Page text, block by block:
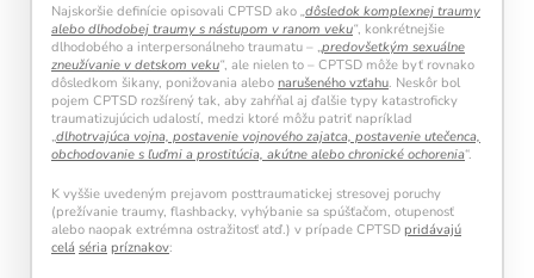
Najskoršie definície opisovali CPTSD ako „dôsledok komplexnej traumy
alebo dlhodobej traumy s nástupom v ranom veku“, konkrétnejšie
dlhodobého a interpersonálneho traumatu – „predovšetkým sexuálne
zneužívanie v detskom veku“, ale nielen to – CPTSD môže byť rovnako
dôsledkom šikany, ponižovania alebo narušeného vzťahu. Neskôr bol
pojem CPTSD rozšírený tak, aby zahŕňal aj ďalšie typy katastroficky
traumatizujúcich udalostí, medzi ktoré môžu patriť napríklad
„dlhotrvajúca vojna, postavenie vojnového zajatca, postavenie utečenca,
obchodovanie s ľuďmi a prostitúcia, akútne alebo chronické ochorenia“.
K vyššie uvedeným prejavom posttraumatickej stresovej poruchy
(prežívanie traumy, flashbacky, vyhýbanie sa spúšťačom, otupenosť
alebo naopak extrémna ostražitosť atď.) v prípade CPTSD pridávajú
celá séria príznakov: